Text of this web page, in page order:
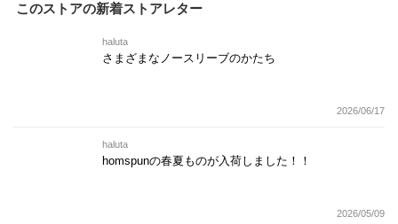
このストアの新着ストアレター
haluta
さまざまなノースリーブのかたち
2026/06/17
haluta
homspunの春夏ものが入荷しました！！
2026/05/09